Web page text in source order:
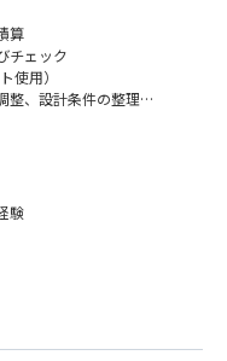
算
チェック
使用）
整、設計条件の整理
社
験
の設計経験
用ソフトなど）の利用経験
ーでの実務経験